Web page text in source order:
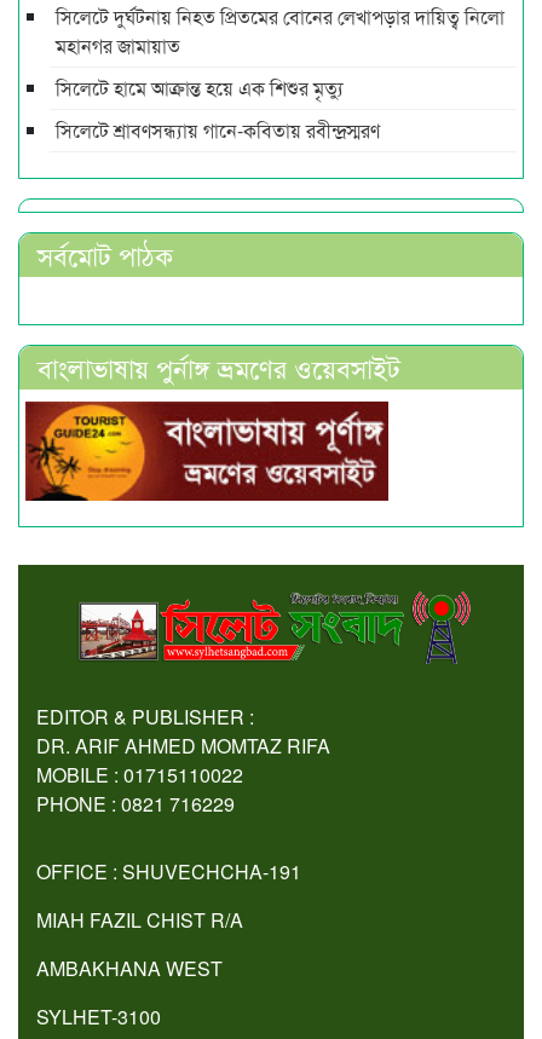
সিলেটে দুর্ঘটনায় নিহত প্রিতমের বোনের লেখাপড়ার দায়িত্ব নিলো
মহানগর জামায়াত
সিলেটে হামে আক্রান্ত হয়ে এক শিশুর মৃত্যু
সিলেটে শ্রাবণসন্ধ্যায় গানে-কবিতায় রবীন্দ্রস্মরণ
সর্বমোট পাঠক
বাংলাভাষায় পুর্নাঙ্গ ভ্রমণের ওয়েবসাইট
EDITOR & PUBLISHER :
DR. ARIF AHMED MOMTAZ RIFA
MOBILE : 01715110022
PHONE : 0821 716229
OFFICE : SHUVECHCHA-191
MIAH FAZIL CHIST R/A
AMBAKHANA WEST
SYLHET-3100